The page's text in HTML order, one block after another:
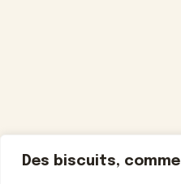
Des biscuits,